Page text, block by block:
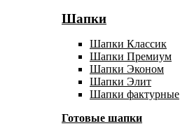
Шапки
Шапки Классик
Шапки Премиум
Шапки Эконом
Шапки Элит
Шапки фактурные
Готовые шапки